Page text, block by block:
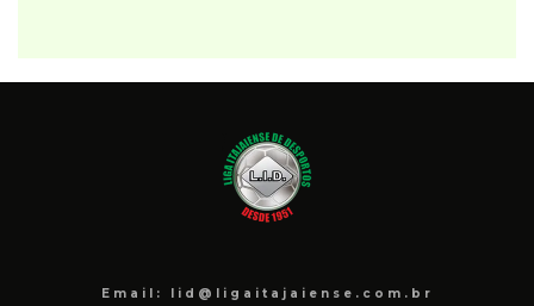
Email: lid@ligaitajaiense.com.br